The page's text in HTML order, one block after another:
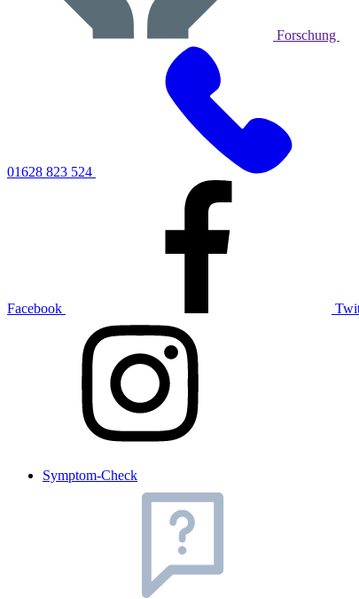
Forschung
01628 823 524
Facebook
Symptom-Check